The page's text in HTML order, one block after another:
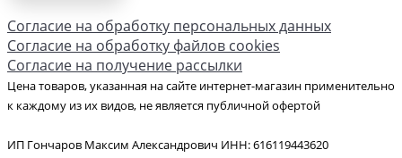
Согласие на обработку персональных данных
Согласие на обработку файлов cookies
Согласие на получение рассылки
Цена товаров, указанная на сайте интернет-магазин применительно
к каждому из их видов, не является публичной офертой
ИП Гончаров Максим Александрович ИНН: 616119443620